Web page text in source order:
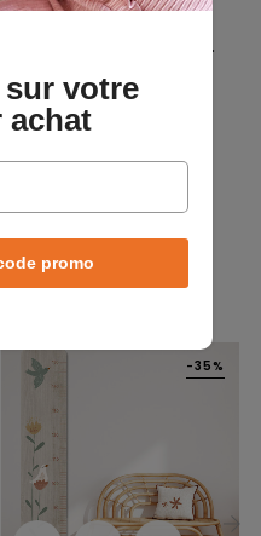
en attendant NOËL.
QUI ONT
PRODUIT
-35%
votre
achat
promo